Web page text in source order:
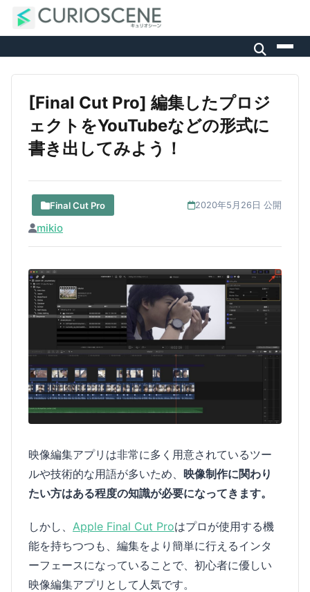
[Final Cut Pro] 編集したプロジ
ェクトをYouTubeなどの形式に
書き出してみよう！
Final Cut Pro 2020年5月26日 公開
mikio
映像編集アプリは非常に多く用意されているツー
ルや技術的な用語が多いため、 映像制作に関わり
たい方はある程度の知識が必要になってきます。
しかし、 Apple Final Cut Proはプロが使用する機
能を持ちつつも、編集をより簡単に行えるインタ
ーフェースになっていることで、初心者に優しい
映像編集アプリとして人気です。